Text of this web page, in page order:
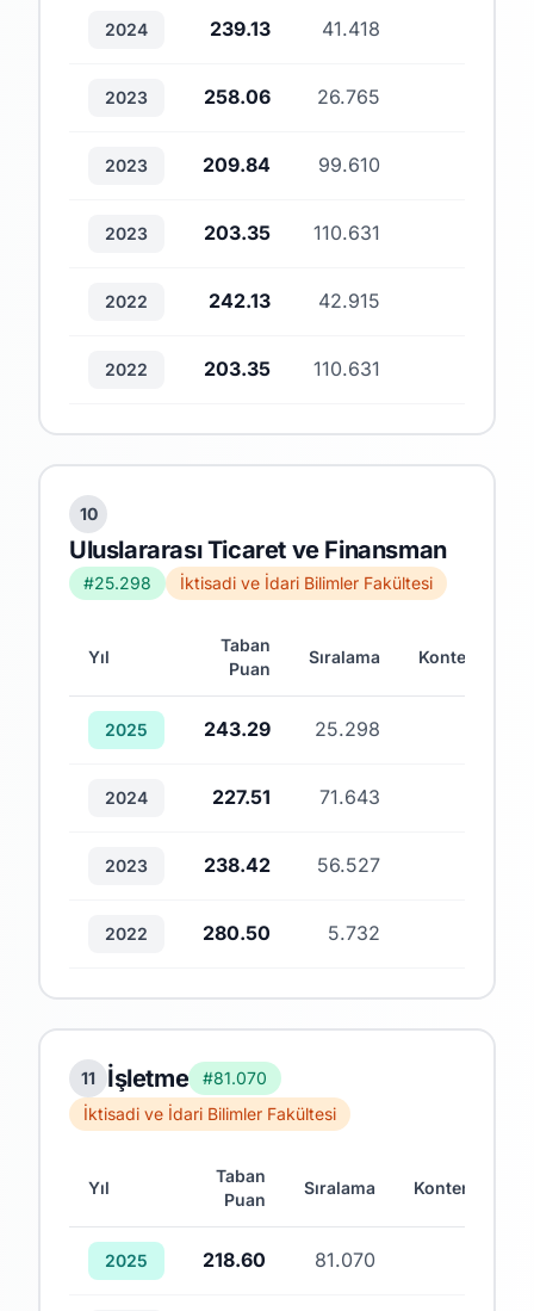
2024 239.13 41.418
2023 258.06 26.765
2023 209.84 99.610
2023 203.35 110.631
2022 242.13 42.915
2022 203.35 110.631
10
Uluslararası Ticaret ve Finansman
#25.298 İktisadi ve İdari Bilimler Fakültesi
Yıl
Taban
Puan
Sıralama Kontenjan
2025 243.29 25.298
2024 227.51 71.643
2023 238.42 56.527
2022 280.50 5.732
11 İşletme
#81.070
İktisadi ve İdari Bilimler Fakültesi
Yıl
Taban
Puan
Sıralama Kontenjan
2025 218.60 81.070